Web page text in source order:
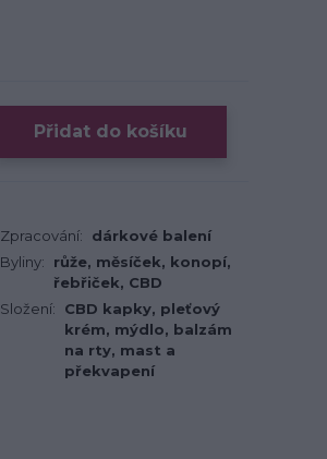
Přidat do košíku
Zpracování:
dárkové balení
Byliny:
růže, měsíček, konopí,
řebřiček, CBD
Složení:
CBD kapky, pleťový
krém, mýdlo, balzám
na rty, mast a
překvapení